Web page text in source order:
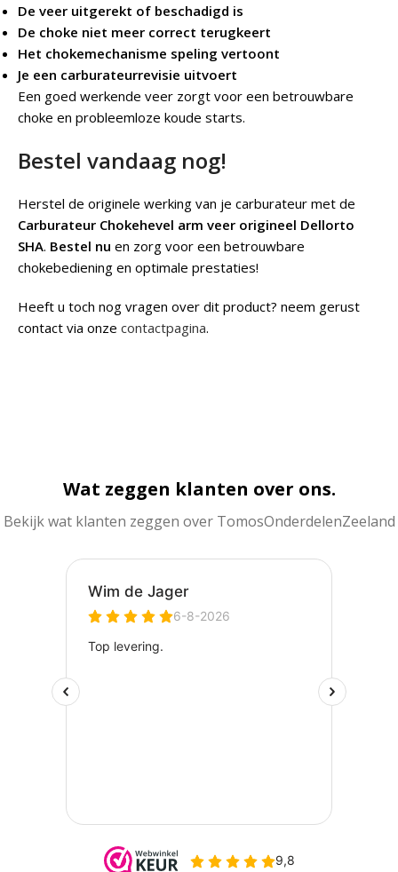
De veer uitgerekt of beschadigd is
De choke niet meer correct terugkeert
Het chokemechanisme speling vertoont
Je een carburateurrevisie uitvoert
Een goed werkende veer zorgt voor een betrouwbare
choke en probleemloze koude starts.
Bestel vandaag nog!
Herstel de originele werking van je carburateur met de
Carburateur Chokehevel arm veer origineel Dellorto
SHA. Bestel nu en zorg voor een betrouwbare
chokebediening en optimale prestaties!
Heeft u toch nog vragen over dit product? neem gerust
contact via onze contactpagina.
Wat zeggen klanten over ons.
Bekijk wat klanten zeggen over TomosOnderdelenZeeland